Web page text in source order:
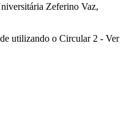
Zeferino Vaz,
utilizando o Circular 2 - Ver